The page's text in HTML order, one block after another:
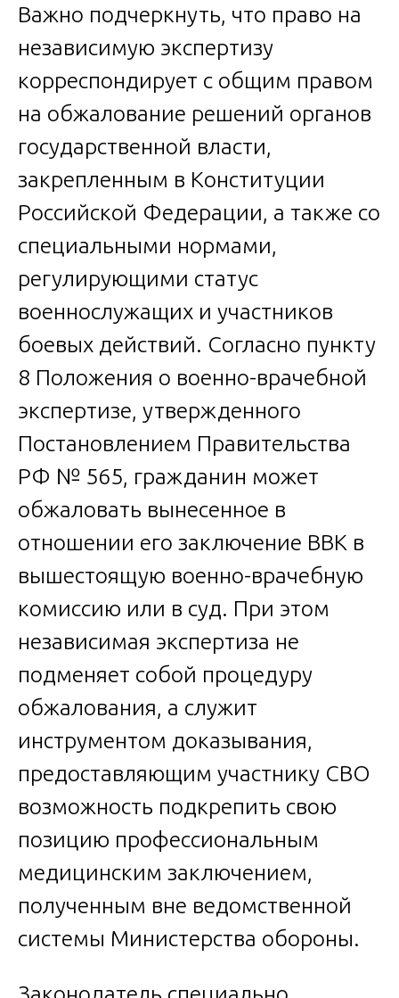
Важно подчеркнуть, что право на
независимую экспертизу
корреспондирует с общим правом
на обжалование решений органов
государственной власти,
закрепленным в Конституции
Российской Федерации, а также со
специальными нормами,
регулирующими статус
военнослужащих и участников
боевых действий. Согласно пункту
8 Положения о военно-врачебной
экспертизе, утвержденного
Постановлением Правительства
РФ № 565, гражданин может
обжаловать вынесенное в
отношении его заключение ВВК в
вышестоящую военно-врачебную
комиссию или в суд. При этом
независимая экспертиза не
подменяет собой процедуру
обжалования, а служит
инструментом доказывания,
предоставляющим участнику СВО
возможность подкрепить свою
позицию профессиональным
медицинским заключением,
полученным вне ведомственной
системы Министерства обороны.